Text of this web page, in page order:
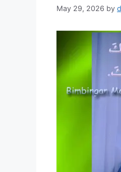
May 29, 2026 by